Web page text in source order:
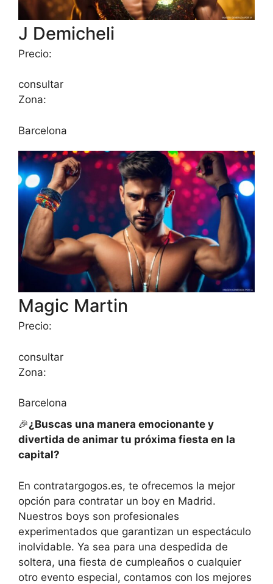
J Demicheli
Precio:
consultar
Zona:
Barcelona
Magic Martin
Precio:
consultar
Zona:
Barcelona
🎉¿Buscas una manera emocionante y
divertida de animar tu próxima fiesta en la
capital?
En contratargogos.es, te ofrecemos la mejor
opción para contratar un boy en Madrid.
Nuestros boys son profesionales
experimentados que garantizan un espectáculo
inolvidable. Ya sea para una despedida de
soltera, una fiesta de cumpleaños o cualquier
otro evento especial, contamos con los mejores